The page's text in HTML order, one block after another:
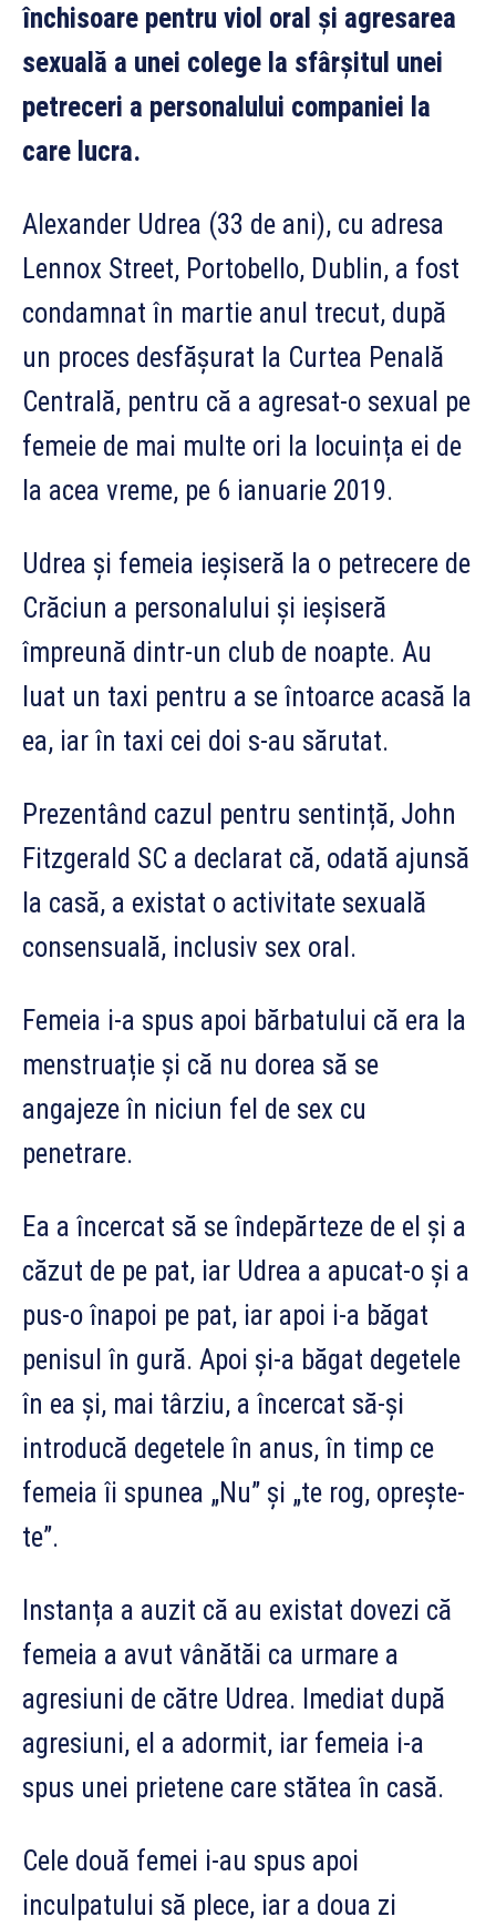
închisoare pentru viol oral și agresarea
sexuală a unei colege la sfârșitul unei
petreceri a personalului companiei la
care lucra.
Alexander Udrea (33 de ani), cu adresa
Lennox Street, Portobello, Dublin, a fost
condamnat în martie anul trecut, după
un proces desfășurat la Curtea Penală
Centrală, pentru că a agresat-o sexual pe
femeie de mai multe ori la locuința ei de
la acea vreme, pe 6 ianuarie 2019.
Udrea și femeia ieșiseră la o petrecere de
Crăciun a personalului și ieșiseră
împreună dintr-un club de noapte. Au
luat un taxi pentru a se întoarce acasă la
ea, iar în taxi cei doi s-au sărutat.
Prezentând cazul pentru sentință, John
Fitzgerald SC a declarat că, odată ajunsă
la casă, a existat o activitate sexuală
consensuală, inclusiv sex oral.
Femeia i-a spus apoi bărbatului că era la
menstruație și că nu dorea să se
angajeze în niciun fel de sex cu
penetrare.
Ea a încercat să se îndepărteze de el și a
căzut de pe pat, iar Udrea a apucat-o și a
pus-o înapoi pe pat, iar apoi i-a băgat
penisul în gură. Apoi și-a băgat degetele
în ea și, mai târziu, a încercat să-și
introducă degetele în anus, în timp ce
femeia îi spunea „Nu” și „te rog, oprește-
te”.
Instanța a auzit că au existat dovezi că
femeia a avut vânătăi ca urmare a
agresiuni de către Udrea. Imediat după
agresiuni, el a adormit, iar femeia i-a
spus unei prietene care stătea în casă.
Cele două femei i-au spus apoi
inculpatului să plece, iar a doua zi